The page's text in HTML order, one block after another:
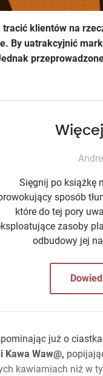
klientów na
By uatrakcyjnić
Sięgnij po książkę
sposób
które do tej pory
zasoby
odbudowy jej
już o
Waw@,
kawiarniach niż w